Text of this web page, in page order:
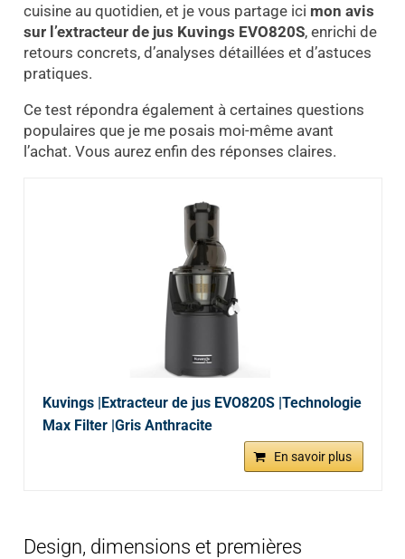
cuisine au quotidien, et je vous partage ici mon avis
sur l’extracteur de jus Kuvings EVO820S, enrichi de
retours concrets, d’analyses détaillées et d’astuces
pratiques.
Ce test répondra également à certaines questions
populaires que je me posais moi-même avant
l’achat. Vous aurez enfin des réponses claires.
Kuvings |Extracteur de jus EVO820S |Technologie
Max Filter |Gris Anthracite
En savoir plus
Design, dimensions et premières